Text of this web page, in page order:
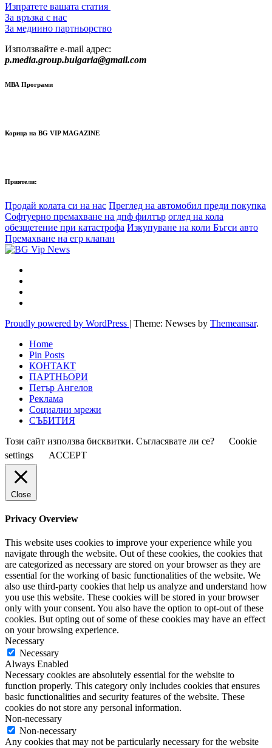
Изпратете вашата статия
За връзка с нас
За медиино партньорство
Използвайте e-mail адрес:
p.media.group.bulgaria@gmail.com
МВА Програми
Корица на BG VIP MAGAZINE
Приятели:
Продай колата си на нас Преглед на автомобил преди покупка
Софтуерно премахване на дпф филтър оглед на кола
обезщетение при катастрофа Изкупуване на коли Бъгси авто
Премахване на егр клапан
Proudly powered by WordPress | Theme: Newses by Themeansar.
Home
Pin Posts
КОНТАКТ
ПАРТНЬОРИ
Петър Ангелов
Реклама
Социални мрежи
СЪБИТИЯ
Този сайт използва бисквитки. Съгласявате ли се?
Cookie
settings
ACCEPT
Close
Privacy Overview
This website uses cookies to improve your experience while you
navigate through the website. Out of these cookies, the cookies that
are categorized as necessary are stored on your browser as they are
essential for the working of basic functionalities of the website. We
also use third-party cookies that help us analyze and understand how
you use this website. These cookies will be stored in your browser
only with your consent. You also have the option to opt-out of these
cookies. But opting out of some of these cookies may have an effect
on your browsing experience.
Necessary
Necessary
Always Enabled
Necessary cookies are absolutely essential for the website to
function properly. This category only includes cookies that ensures
basic functionalities and security features of the website. These
cookies do not store any personal information.
Non-necessary
Non-necessary
Any cookies that may not be particularly necessary for the website